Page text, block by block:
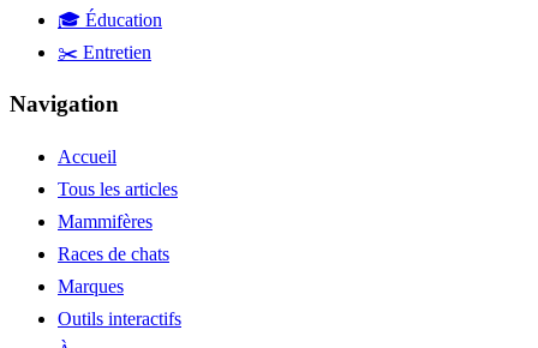
🎓 Éducation
✂️ Entretien
Navigation
Accueil
Tous les articles
Mammifères
Races de chats
Marques
Outils interactifs